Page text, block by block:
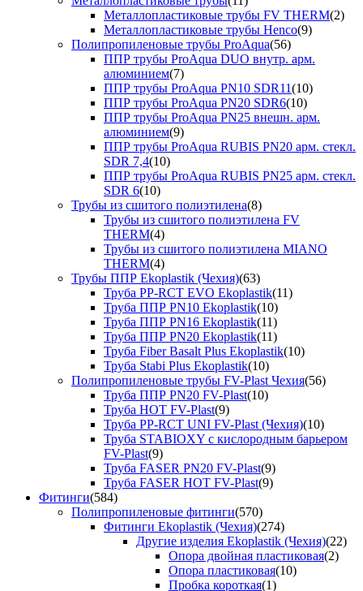
Металлопластиковые трубы FV THERM(2)
Металлопластиковые трубы Henco(9)
Полипропиленовые трубы ProAqua(56)
ППР трубы ProAqua DUO внутр. арм.
алюминием(7)
ППР трубы ProAqua PN10 SDR11(10)
ППР трубы ProAqua PN20 SDR6(10)
ППР трубы ProAqua PN25 внешн. арм.
алюминием(9)
ППР трубы ProAqua RUBIS PN20 арм. стекл.
SDR 7,4(10)
ППР трубы ProAqua RUBIS PN25 арм. стекл.
SDR 6(10)
Трубы из сшитого полиэтилена(8)
Трубы из сшитого полиэтилена FV
THERM(4)
Трубы из сшитого полиэтилена MIANO
THERM(4)
Трубы ППР Ekoplastik (Чехия)(63)
Труба PP-RCT EVO Ekoplastik(11)
Труба ППР PN10 Ekoplastik(10)
Труба ППР PN16 Ekoplastik(11)
Труба ППР PN20 Ekoplastik(11)
Труба Fiber Basalt Plus Ekoplastik(10)
Труба Stabi Plus Ekoplastik(10)
Полипропиленовые трубы FV-Plast Чехия(56)
Труба ППР PN20 FV-Plast(10)
Труба HOT FV-Plast(9)
Труба PP-RCT UNI FV-Plast (Чехия)(10)
Труба STABIOXY с кислородным барьером
FV-Plast(9)
Труба FASER PN20 FV-Plast(9)
Труба FASER HOT FV-Plast(9)
Фитинги(584)
Полипропиленовые фитинги(570)
Фитинги Ekoplastik (Чехия)(274)
Другие изделия Ekoplastik (Чехия)(22)
Опора двойная пластиковая(2)
Опора пластиковая(10)
Пробка короткая(1)